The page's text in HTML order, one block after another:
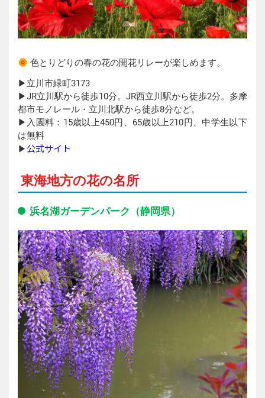
色とりどりの春の花の開花リレーが楽しめます。
▶︎立川市緑町3173
▶︎JR立川駅から徒歩10分。JR西立川駅から徒歩2分。多摩
都市モノレール・立川北駅から徒歩8分など。
▶︎入園料：15歳以上450円、65歳以上210円、中学生以下
は無料
▶︎ 公式サイト
東海地方の花の名所
浜名湖ガーデンパーク（静岡県）